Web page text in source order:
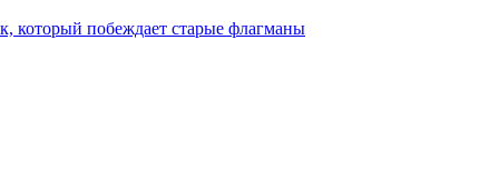
который побеждает старые флагманы